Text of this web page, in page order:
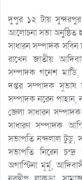
দুপুর ১২ টায় সুন্দরপুর
আলোচনা সভা অনুষ্ঠিত
সাধারন সম্পাদক সবিন
রাখেন জাতীয়
সম্পাদক গনেশ
দপ্তর সম্পাদক সূভাষ
সম্পাদক নরেন পাহান,
জেলা সাধারন
সাধারণ সম্পাদক
সভাপতি নন্দলাল টুডু,
সভাপতি নিরেন চন্দ্র
অগাস্টিনা মূর্মূ,